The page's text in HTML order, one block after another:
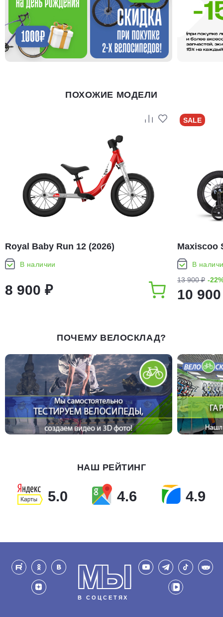
ПОХОЖИЕ МОДЕЛИ
Royal Baby Run 12 (2026)
В наличии
8 900 ₽
SALE
Maxiscoo
(2026)
В
13 900 ₽ -
10
ПОЧЕМУ ВЕЛОСКЛАД?
НАШ РЕЙТИНГ
5.0 4.6 4.9
МЫ
В СОЦСЕТЯХ